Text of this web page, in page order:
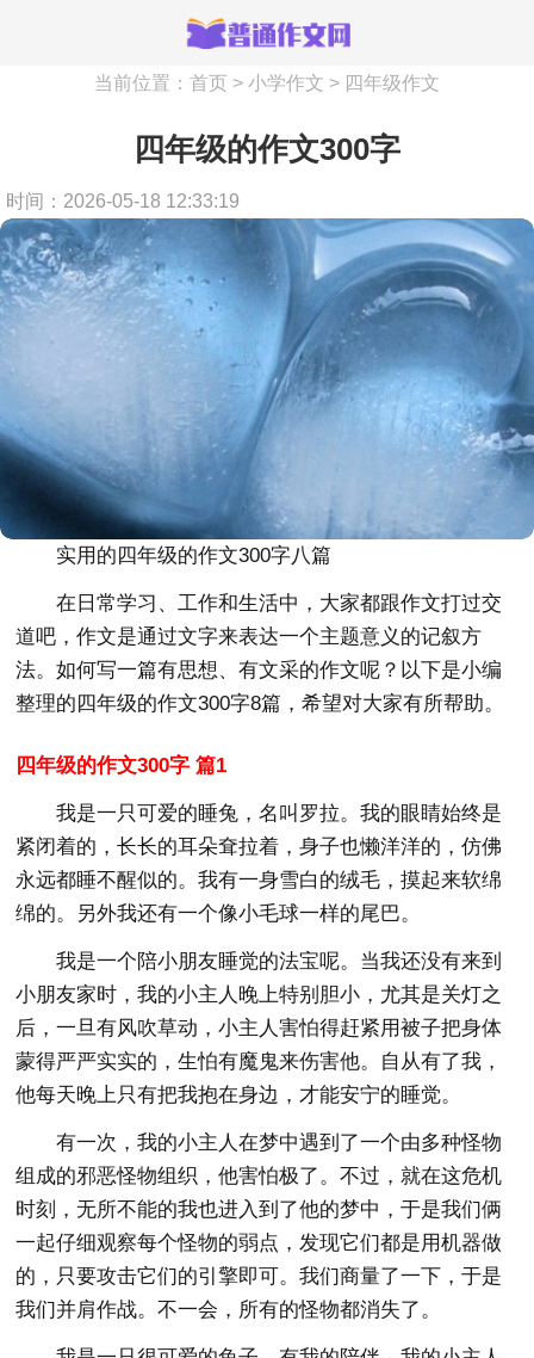
当前位置： 首页 > 小学作文 > 四年级作文
四年级的作文300字
时间：2026-05-18 12:33:19
实用的四年级的作文300字八篇
在日常学习、工作和生活中，大家都跟作文打过交
道吧，作文是通过文字来表达一个主题意义的记叙方
法。如何写一篇有思想、有文采的作文呢？以下是小编
整理的四年级的作文300字8篇，希望对大家有所帮助。
四年级的作文300字 篇1
我是一只可爱的睡兔，名叫罗拉。我的眼睛始终是
紧闭着的，长长的耳朵耷拉着，身子也懒洋洋的，仿佛
永远都睡不醒似的。我有一身雪白的绒毛，摸起来软绵
绵的。另外我还有一个像小毛球一样的尾巴。
我是一个陪小朋友睡觉的法宝呢。当我还没有来到
小朋友家时，我的小主人晚上特别胆小，尤其是关灯之
后，一旦有风吹草动，小主人害怕得赶紧用被子把身体
蒙得严严实实的，生怕有魔鬼来伤害他。自从有了我，
他每天晚上只有把我抱在身边，才能安宁的睡觉。
有一次，我的小主人在梦中遇到了一个由多种怪物
组成的邪恶怪物组织，他害怕极了。不过，就在这危机
时刻，无所不能的我也进入到了他的梦中，于是我们俩
一起仔细观察每个怪物的弱点，发现它们都是用机器做
的，只要攻击它们的引擎即可。我们商量了一下，于是
我们并肩作战。不一会，所有的怪物都消失了。